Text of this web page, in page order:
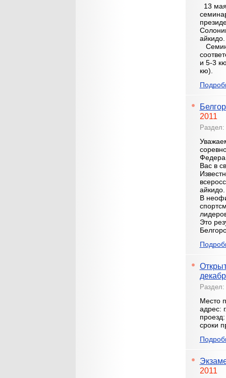
13
айкидо.
и 5-3
кю).
2011
Раздел:
Вас в
айкидо.
В
Это
Раздел:
Место
адрес:
сроки
2011